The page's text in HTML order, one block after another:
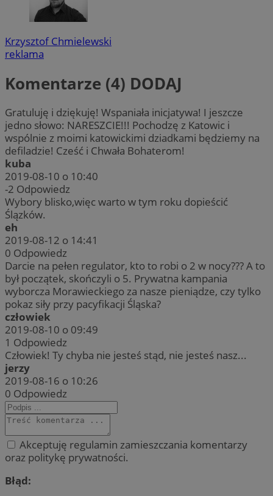
Krzysztof Chmielewski
reklama
Komentarze (4) DODAJ
Gratuluję i dziękuję! Wspaniała inicjatywa! I jeszcze
jedno słowo: NARESZCIE!!! Pochodzę z Katowic i
wspólnie z moimi katowickimi dziadkami będziemy na
defiladzie! Cześć i Chwała Bohaterom!
kuba
2019-08-10 o 10:40
-2 Odpowiedz
Wybory blisko,więc warto w tym roku dopieścić
Ślązków.
eh
2019-08-12 o 14:41
0 Odpowiedz
Darcie na pełen regulator, kto to robi o 2 w nocy??? A to
był początek, skończyli o 5. Prywatna kampania
wyborcza Morawieckiego za nasze pieniądze, czy tylko
pokaz siły przy pacyfikacji Śląska?
człowiek
2019-08-10 o 09:49
1 Odpowiedz
Człowiek! Ty chyba nie jesteś stąd, nie jesteś nasz...
jerzy
2019-08-16 o 10:26
0 Odpowiedz
Akceptuję regulamin zamieszczania komentarzy
oraz politykę prywatności.
Błąd: